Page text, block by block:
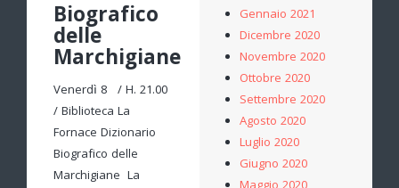
Biografico
delle
Marchigiane
Venerdì 8 / H. 21.00
/ Biblioteca La
Fornace Dizionario
Biografico delle
Marchigiane La
Gennaio 2021
Dicembre 2020
Novembre 2020
Ottobre 2020
Settembre 2020
Agosto 2020
Luglio 2020
Giugno 2020